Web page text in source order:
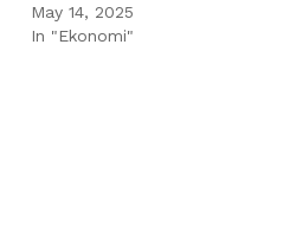
May 14, 2025
In "Ekonomi"